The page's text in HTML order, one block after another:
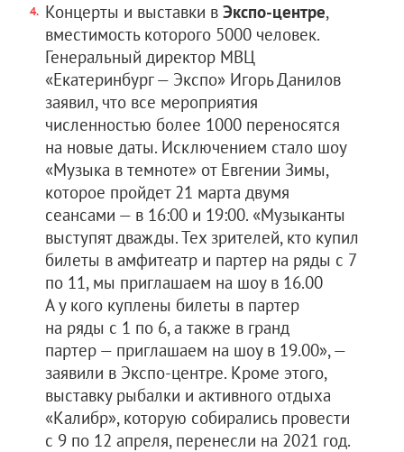
Концерты и выставки в Экспо-центре,
вместимость которого 5000 человек.
Генеральный директор МВЦ
«Екатеринбург — Экспо» Игорь Данилов
заявил, что все мероприятия
численностью более 1000 переносятся
на новые даты. Исключением стало шоу
«Музыка в темноте» от Евгении Зимы,
которое пройдет 21 марта двумя
сеансами — в 16:00 и 19:00. «Музыканты
выступят дважды. Тех зрителей, кто купил
билеты в амфитеатр и партер на ряды с 7
по 11, мы приглашаем на шоу в 16.00
А у кого куплены билеты в партер
на ряды с 1 по 6, а также в гранд
партер — приглашаем на шоу в 19.00», —
заявили в Экспо-центре. Кроме этого,
выставку рыбалки и активного отдыха
«Калибр», которую собирались провести
с 9 по 12 апреля, перенесли на 2021 год.